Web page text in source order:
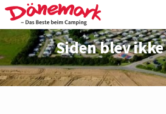
Siden blev